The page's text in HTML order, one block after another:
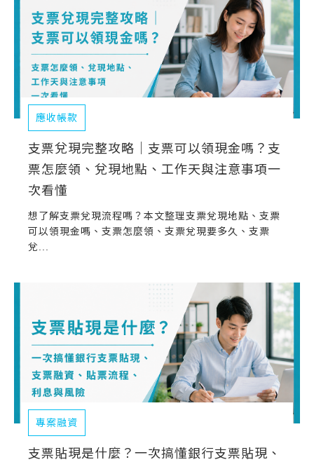
應收帳款
支票兌現完整攻略｜支票可以領現金嗎？支
票怎麼領、兌現地點、工作天與注意事項一
次看懂
想了解支票兌現流程嗎？本文整理支票兌現地點、支票
可以領現金嗎、支票怎麼領、支票兌現要多久、支票
兌...
專案融資
支票貼現是什麼？一次搞懂銀行支票貼現、